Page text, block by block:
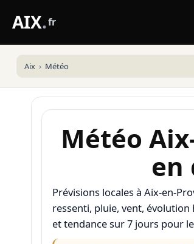
AIX.fr
Aix Météo
Météo
en
Prévisions locales à Aix-en-
ressenti, pluie, vent,
et tendance sur 7 jours pour